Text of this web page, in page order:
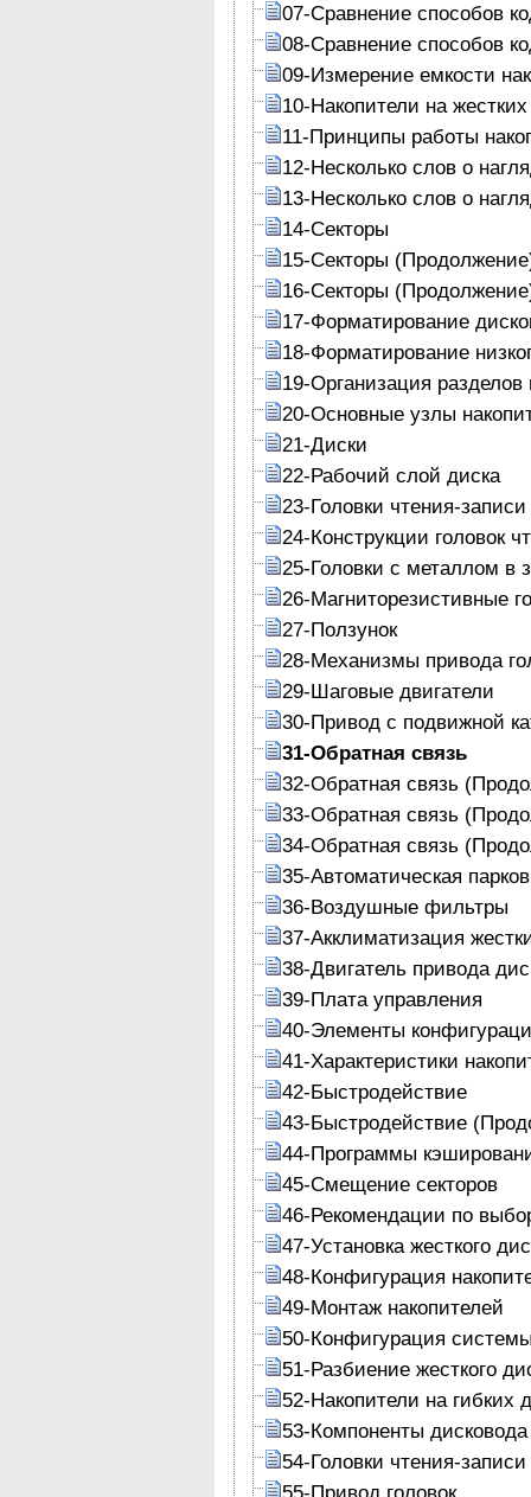
07-Сравнение способов
08-Сравнение способов
09-Измерение емкости
10-Накопители на
11-Принципы работы
12-Несколько слов о
13-Несколько слов о
14-Секторы
15-Секторы
16-Секторы
17-Форматирование
18-Форматирование
19-Организация разделов
20-Основные узлы
21-Диски
22-Рабочий слой диска
23-Головки чтения-записи
24-Конструкции головок
25-Головки с металлом в
26-Магниторезистивные
27-Ползунок
28-Механизмы привода
29-Шаговые двигатели
30-Привод с подвижной
31-Обратная связь
32-Обратная связь
33-Обратная связь
34-Обратная связь
35-Автоматическая
36-Воздушные фильтры
37-Акклиматизация
38-Двигатель привода
39-Плата управления
40-Элементы
41-Характеристики
42-Быстродействие
43-Быстродействие
44-Программы
45-Смещение секторов
46-Рекомендации по
47-Установка жесткого
48-Конфигурация
49-Монтаж накопителей
50-Конфигурация
51-Разбиение жесткого
52-Накопители на гибких
53-Компоненты дисковода
54-Головки чтения-записи
55-Привод головок